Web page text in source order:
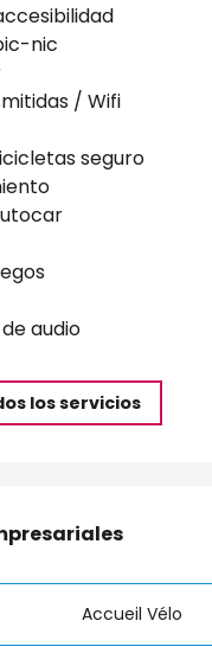
nic
/ Wifi
seguro
audio
los servicios
de
Accueil Vélo